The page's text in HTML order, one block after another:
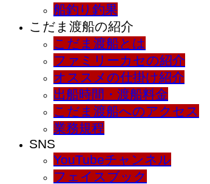
船釣り釣果
こだま渡船の紹介
こだま渡船とは
ファミリーカセの紹介
オススメの仕掛け紹介
出船時間・渡船料金
こだま渡船へのアクセス
業務規程
SNS
YouTubeチャンネル
フェイスブック